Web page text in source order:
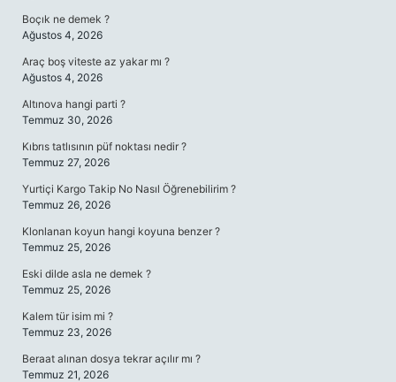
Boçık ne demek ?
Ağustos 4, 2026
Araç boş viteste az yakar mı ?
Ağustos 4, 2026
Altınova hangi parti ?
Temmuz 30, 2026
Kıbrıs tatlısının püf noktası nedir ?
Temmuz 27, 2026
Yurtiçi Kargo Takip No Nasıl Öğrenebilirim ?
Temmuz 26, 2026
Klonlanan koyun hangi koyuna benzer ?
Temmuz 25, 2026
Eski dilde asla ne demek ?
Temmuz 25, 2026
Kalem tür isim mi ?
Temmuz 23, 2026
Beraat alınan dosya tekrar açılır mı ?
Temmuz 21, 2026